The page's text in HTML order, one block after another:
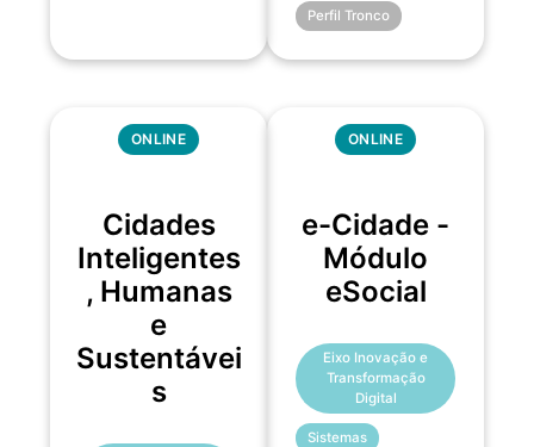
Perfil Tronco
ONLINE
Cidades
Inteligentes
, Humanas
e
Sustentávei
s
ONLINE
e-Cidade -
Módulo
eSocial
Eixo Inovação e
Transformação
Digital
Sistemas